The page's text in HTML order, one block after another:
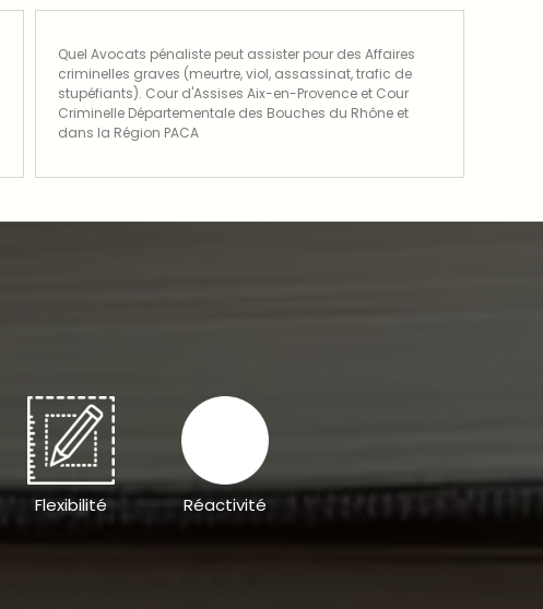
Quel Avocats pénaliste peut assister pour des Affaires
criminelles graves (meurtre, viol, assassinat, trafic de
stupéfiants). Cour d'Assises Aix-en-Provence et Cour
Criminelle Départementale des Bouches du Rhône et
dans la Région PACA
Flexibilité Réactivité